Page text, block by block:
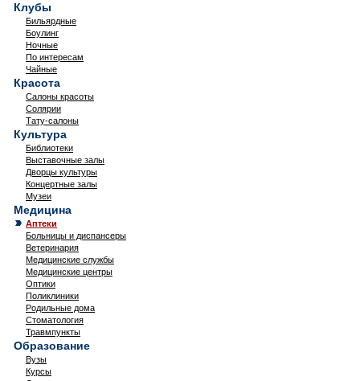
Клубы
Бильярдные
Боулинг
Ночные
По интересам
Чайные
Красота
Салоны красоты
Солярии
Тату-салоны
Культура
Библиотеки
Выставочные залы
Дворцы культуры
Концертные залы
Музеи
Медицина
Аптеки
Больницы и диспансеры
Ветеринария
Медицинские службы
Медицинские центры
Оптики
Поликлиники
Родильные дома
Стоматология
Травмпункты
Образование
Вузы
Курсы